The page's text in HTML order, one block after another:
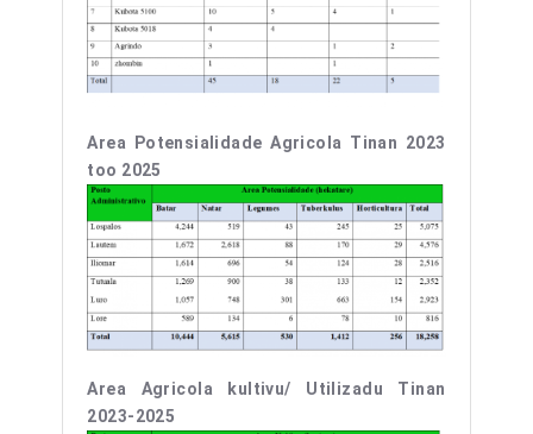
Area Potensialidade Agricola Tinan 2023
too 2025
Area Agricola kultivu/ Utilizadu Tinan
2023-2025